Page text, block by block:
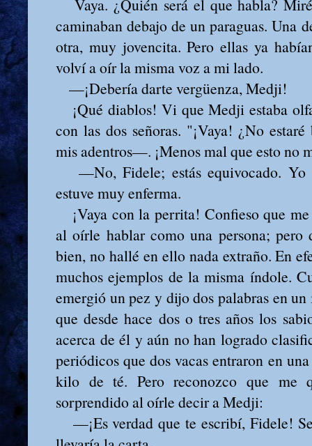
Vaya. ¿Quién será el que habla?
caminaban debajo de un paraguas. Una
otra, muy jovencita. Pero ellas ya
volví a oír la misma voz a mi lado.
—¡Debería darte vergüenza, Medji!
¡Qué diablos! Vi que Medji estaba
con las dos señoras. "¡Vaya! ¿No
mis adentros—. ¡Menos mal que esto no
—No, Fidele; estás equivocado. Yo
estuve muy enferma.
¡Vaya con la perrita! Confieso que
al oírle hablar como una persona; pero
bien, no hallé en ello nada extraño. En
muchos ejemplos de la misma índole.
emergió un pez y dijo dos palabras en
que desde hace dos o tres años los
acerca de él y aún no han logrado
periódicos que dos vacas entraron en
kilo de té. Pero reconozco que me
sorprendido al oírle decir a Medji:
—¡Es verdad que te escribí, Fidele!